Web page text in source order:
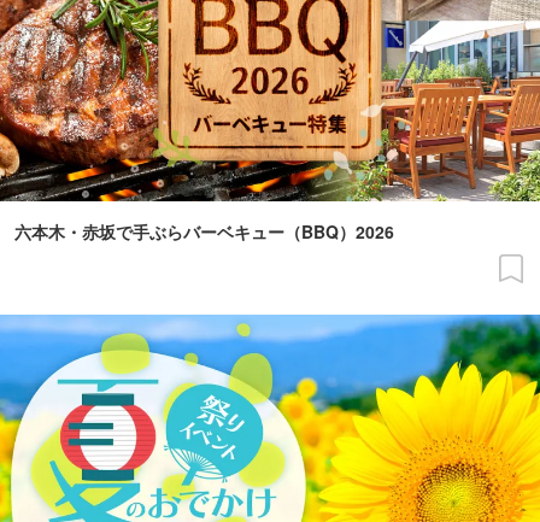
六本木・赤坂で手ぶらバーベキュー（BBQ）2026